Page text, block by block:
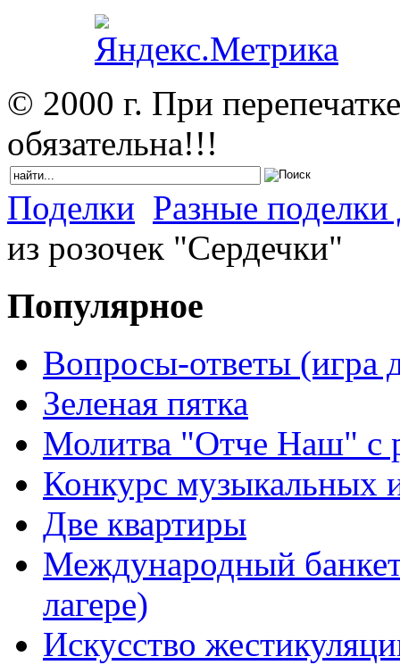
© 2000 г. При
обязательна!!!
Поделки Разные поделки
из розочек "Сердечки"
Популярное
Вопросы-ответы (игра
Зеленая пятка
Молитва "Отче Наш" с
Конкурс музыкальных
Две квартиры
Международный
лагере)
Искусство